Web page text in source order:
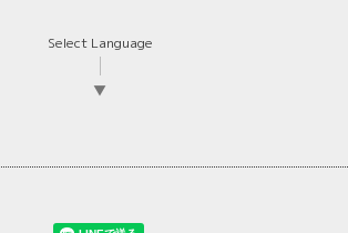
Select Language
▼